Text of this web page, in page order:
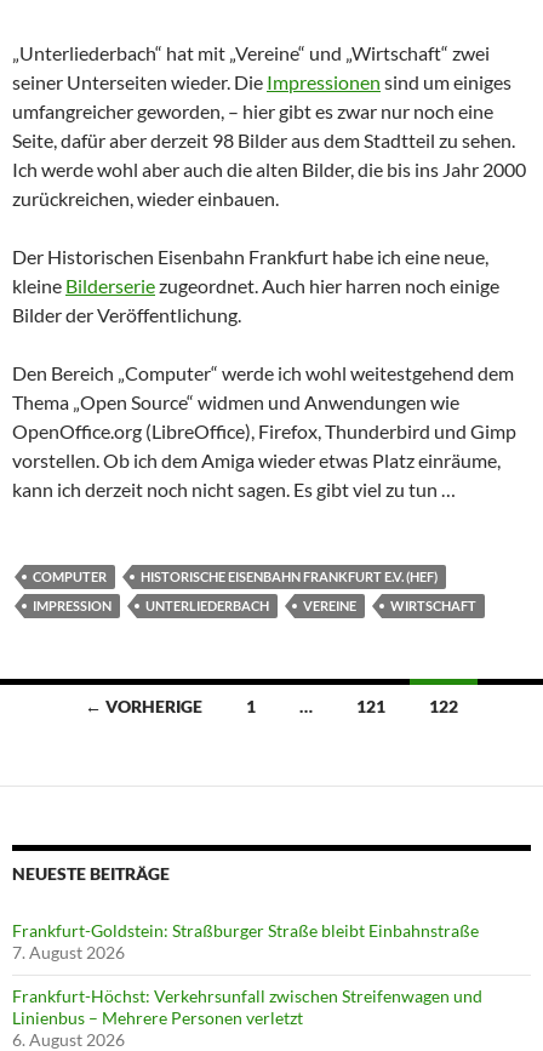
„Unterliederbach“ hat mit „Vereine“ und „Wirtschaft“ zwei
seiner Unterseiten wieder. Die Impressionen sind um einiges
umfangreicher geworden, – hier gibt es zwar nur noch eine
Seite, dafür aber derzeit 98 Bilder aus dem Stadtteil zu sehen.
Ich werde wohl aber auch die alten Bilder, die bis ins Jahr 2000
zurückreichen, wieder einbauen.
Der Historischen Eisenbahn Frankfurt habe ich eine neue,
kleine Bilderseriezugeordnet. Auch hier harren noch einige
Bilder der Veröffentlichung.
Den Bereich „Computer“ werde ich wohl weitestgehend dem
Thema „Open Source“ widmen und Anwendungen wie
OpenOffice.org (LibreOffice), Firefox, Thunderbird und Gimp
vorstellen. Ob ich dem Amiga wieder etwas Platz einräume,
kann ich derzeit noch nicht sagen. Es gibt viel zu tun …
COMPUTER
HISTORISCHE EISENBAHN FRANKFURT E.V. (HEF)
IMPRESSION
UNTERLIEDERBACH VEREINE WIRTSCHAFT
Beitragsnavigation
← VORHERIGE 1 … 121 122
NEUESTE BEITRÄGE
Frankfurt-Goldstein: Straßburger Straße bleibt Einbahnstraße
7. August 2026
Frankfurt-Höchst: Verkehrsunfall zwischen Streifenwagen und
Linienbus – Mehrere Personen verletzt
6. August 2026